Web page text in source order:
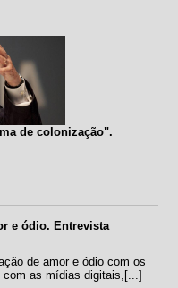
de colonização".
e ódio. Entrevista
de amor e ódio com os
com as mídias digitais,[...]